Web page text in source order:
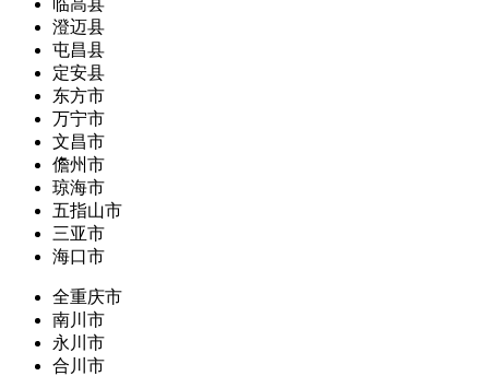
临高县
澄迈县
屯昌县
定安县
东方市
万宁市
文昌市
儋州市
琼海市
五指山市
三亚市
海口市
全重庆市
南川市
永川市
合川市